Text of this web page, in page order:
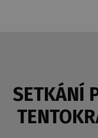
SETKÁNÍ